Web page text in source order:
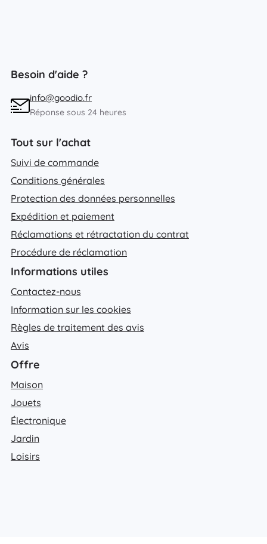
Besoin d'aide ?
info@goodio.fr
Réponse sous 24 heures
Tout sur l'achat
Suivi de commande
Conditions générales
Protection des données personnelles
Expédition et paiement
Réclamations et rétractation du contrat
Procédure de réclamation
Informations utiles
Contactez-nous
Information sur les cookies
Règles de traitement des avis
Avis
Offre
Maison
Jouets
Électronique
Jardin
Loisirs